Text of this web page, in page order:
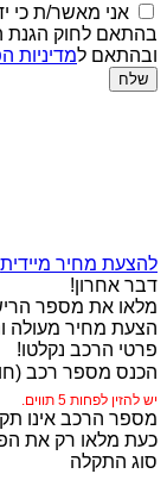
אני מאשר/ת כי
ובהתאם למדיניות
שלח
להצעת מחיר מיידית
דבר אחרון!
מלאו את מספר
הצעת מחיר מעולה
פרטי הרכב נקלטו!
הכנס מספר רכב
יש להזין לפחות 5 תווים.
מספר הרכב אינו
כעת מלאו רק את
סוג התקלה